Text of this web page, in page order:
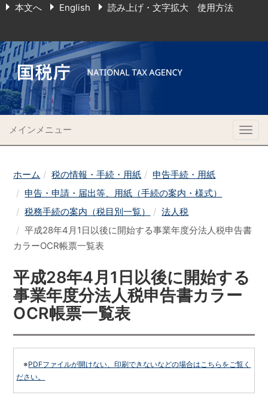
本文へ English 読み上げ・文字拡大 使用方法
メインメニュー
ホーム 税の情報・手続・用紙
申告手続・用紙
申告・申請・届出等、用紙（手続の案内・様式）
税務手続の案内（税目別一覧）
法人税
平成28年4月1日以後に開始する事業年度分法人税申告書
カラーOCR帳票一覧表
平成28年4月1日以後に開始する
事業年度分法人税申告書カラー
OCR帳票一覧表
※PDFファイルが開けない、印刷できないなどの場合はこちらをご覧く
ださい。